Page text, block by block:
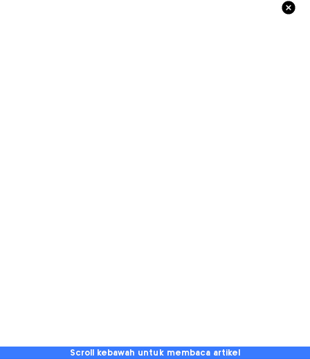
Scroll kebawah untuk membaca artikel